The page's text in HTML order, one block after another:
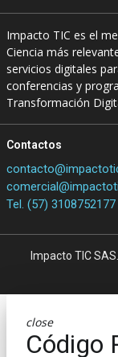
Impacto TIC es el
Ciencia más
servicios digitales
conferencias y
Transformación
Contactos
Tel. (57) 3108752177
Impacto TIC
close
Código